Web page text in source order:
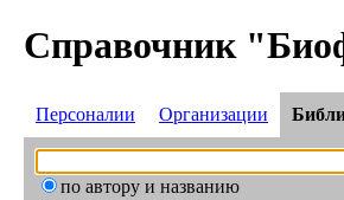
Справочник
Персоналии Организации
по автору и названию